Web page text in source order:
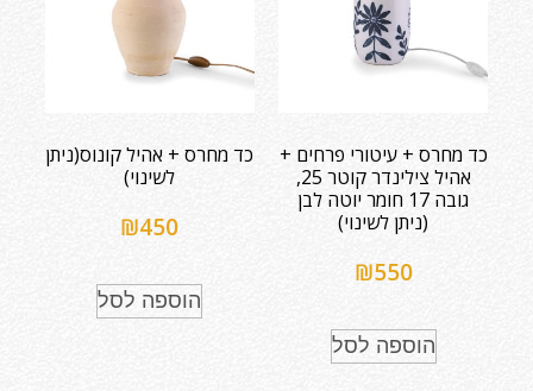
כד מחרס + עיטורי פרחים +
אהיל צילינדר קוטר 25,
גובה 17 חומר יוטה לבן
(ניתן לשינוי)
₪550
הוספה לסל
כד מחרס + אהיל קונוס(ניתן
לשינוי)
₪450
הוספה לסל